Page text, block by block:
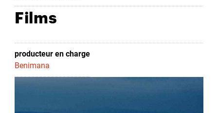
Films
producteur en charge
Benimana